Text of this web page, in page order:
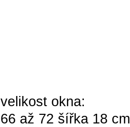
velikost okna:
66 až 72 šířka 18 cm